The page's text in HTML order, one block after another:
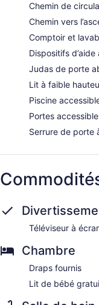
Chemin de
Chemin vers
Comptoir et
Dispositifs d’aide
Judas de porte
Lit à faible
Piscine
Portes
Serrure de porte
Téléviseur à
Chambre
Draps fournis
Lit de bébé